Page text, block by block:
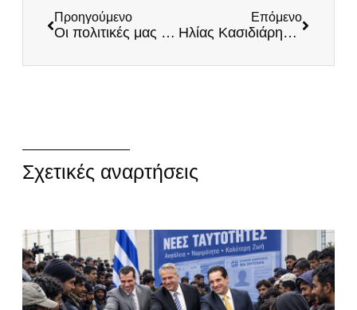
Προηγούμενο
Οι πολιτικές μας θέσεις έχουν απήχηση στην κοινωνία!
Επόμενο
Ηλίας Κασιδιάρης για το διάγγελμα Μητσοτάκη
Σχετικές αναρτήσεις